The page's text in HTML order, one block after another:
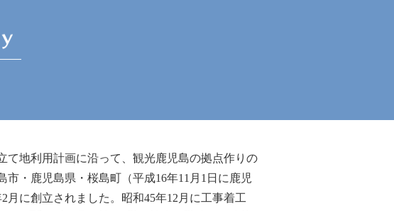
て地利用計画に沿って、観光鹿児島の拠点作りの
・鹿児島県・桜島町（平成16年11月1日に鹿児
に創立されました。昭和45年12月に工事着工